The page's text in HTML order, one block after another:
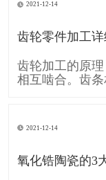
2021-12-14
齿轮零件加工
齿轮加工的原
相互啮合。齿
的运动。可见
A和工件运动B
2021-12-14
氧化锆陶瓷的3